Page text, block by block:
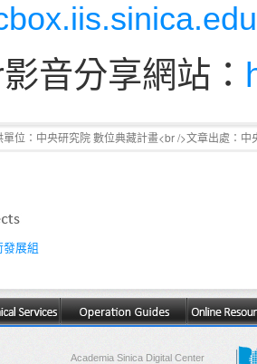
音分享網站：
展組
Academia Sinica Digital Center